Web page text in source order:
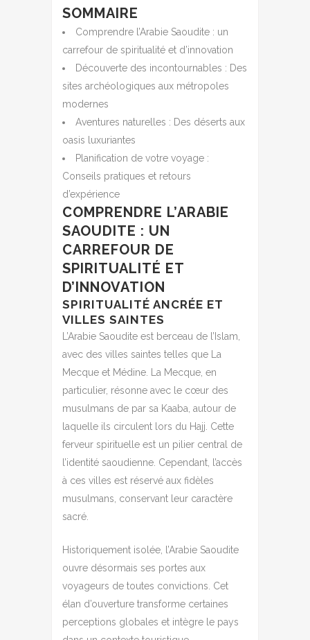
SOMMAIRE
Comprendre l’Arabie Saoudite : un
carrefour de spiritualité et d’innovation
Découverte des incontournables : Des
sites archéologiques aux métropoles
modernes
Aventures naturelles : Des déserts aux
oasis luxuriantes
Planification de votre voyage :
Conseils pratiques et retours
d’expérience
COMPRENDRE L’ARABIE
SAOUDITE : UN
CARREFOUR DE
SPIRITUALITÉ ET
D’INNOVATION
SPIRITUALITÉ ANCRÉE ET
VILLES SAINTES
L’Arabie Saoudite est berceau de l’Islam,
avec des villes saintes telles que La
Mecque et Médine. La Mecque, en
particulier, résonne avec le cœur des
musulmans de par sa Kaaba, autour de
laquelle ils circulent lors du Hajj. Cette
ferveur spirituelle est un pilier central de
l’identité saoudienne. Cependant, l’accès
à ces villes est réservé aux fidèles
musulmans, conservant leur caractère
sacré.
Historiquement isolée, l’Arabie Saoudite
ouvre désormais ses portes aux
voyageurs de toutes convictions. Cet
élan d’ouverture transforme certaines
perceptions globales et intègre le pays